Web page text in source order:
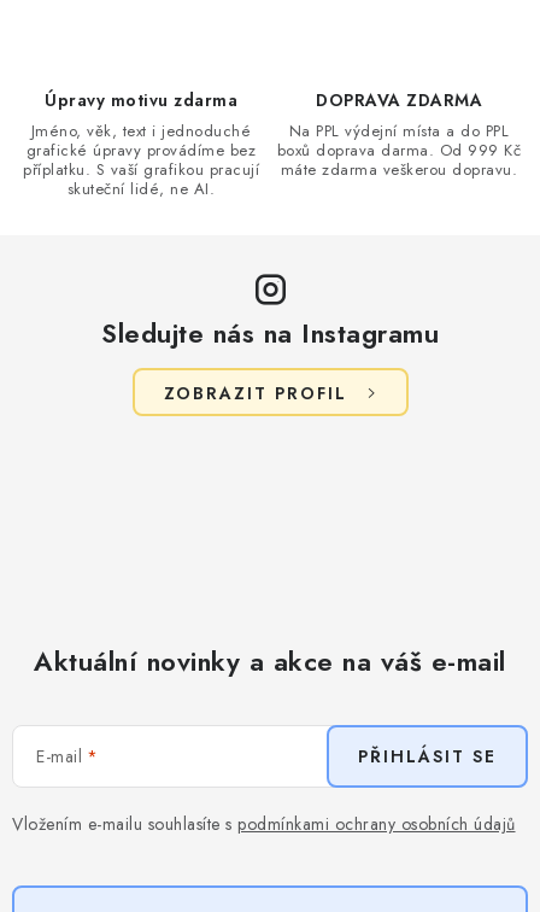
Úpravy motivu zdarma
Jméno, věk, text i jednoduché
grafické úpravy provádíme bez
příplatku. S vaší grafikou pracují
skuteční lidé, ne AI.
DOPRAVA ZDARMA
Na PPL výdejní místa a do PPL
boxů doprava darma. Od 999 Kč
máte zdarma veškerou dopravu.
Sledujte nás na Instagramu
ZOBRAZIT PROFIL
Aktuální novinky a akce na váš e-mail
E-mail
Vložením e-mailu souhlasíte s podmínkami ochrany osobních údajů
PŘIHLÁSIT SE